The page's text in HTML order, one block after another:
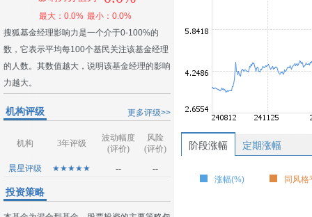
最大：0.0% 最小：0.0%
搜狐基金经理影响力是一个介于0-100%的
数，它表示平均每100个基民关注该基金经理
的人数。其数值越大，说明该基金经理的影响
力越大。
更多评级>>
机构评级
机构 3年评级
波动幅度
(评价)
风险
(评价)
晨星评级
★★★★★ -- --
投资策略
阶段涨幅 定期涨幅
涨幅(%) 同风格